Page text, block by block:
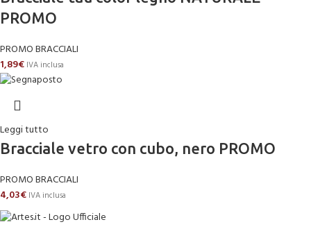
PROMO
PROMO BRACCIALI
1,89€ IVA inclusa
Leggi tutto
Bracciale vetro con cubo, nero PROMO
PROMO BRACCIALI
4,03€ IVA inclusa